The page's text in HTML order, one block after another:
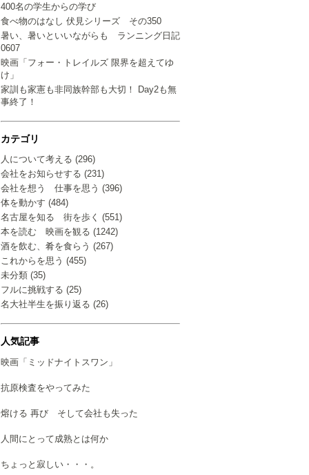
400名の学生からの学び
食べ物のはなし 伏見シリーズ その350
暑い、暑いといいながらも ランニング日記
0607
映画「フォー・トレイルズ 限界を超えてゆ
け」
家訓も家憲も非同族幹部も大切！ Day2も無
事終了！
カテゴリ
人について考える (296)
会社をお知らせする (231)
会社を想う 仕事を思う (396)
体を動かす (484)
名古屋を知る 街を歩く (551)
本を読む 映画を観る (1242)
酒を飲む、肴を食らう (267)
これからを思う (455)
未分類 (35)
フルに挑戦する (25)
名大社半生を振り返る (26)
人気記事
映画「ミッドナイトスワン」
抗原検査をやってみた
熔ける 再び そして会社も失った
人間にとって成熟とは何か
ちょっと寂しい・・・。